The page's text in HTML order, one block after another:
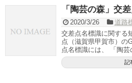
「陶芸の森」交
2020/3/26
道路
交差点名標識に関する
点（滋賀県甲賀市）の
点名標識には、 「陶芸
記